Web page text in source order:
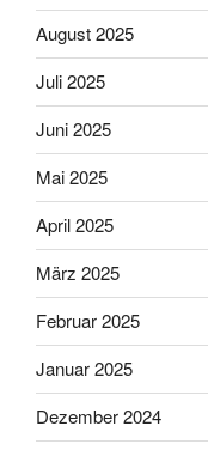
August 2025
Juli 2025
Juni 2025
Mai 2025
April 2025
März 2025
Februar 2025
Januar 2025
Dezember 2024